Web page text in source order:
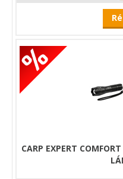
CARP EXPERT